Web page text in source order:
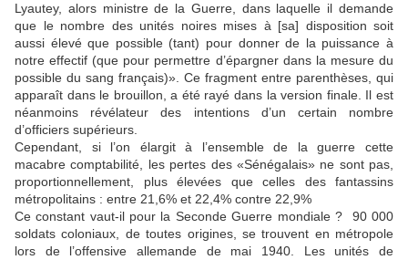
Lyautey, alors ministre de la Guerre, dans laquelle il demande
que le nombre des unités noires mises à [sa] disposition soit
aussi élevé que possible (tant) pour donner de la puissance à
notre effectif (que pour permettre d’épargner dans la mesure du
possible du sang français)». Ce fragment entre parenthèses, qui
apparaît dans le brouillon, a été rayé dans la version finale. Il est
néanmoins révélateur des intentions d’un certain nombre
d’officiers supérieurs.
Cependant, si l’on élargit à l’ensemble de la guerre cette
macabre comptabilité, les pertes des «Sénégalais» ne sont pas,
proportionnellement, plus élevées que celles des fantassins
métropolitains : entre 21,6% et 22,4% contre 22,9%
Ce constant vaut-il pour la Seconde Guerre mondiale ? 90 000
soldats coloniaux, de toutes origines, se trouvent en métropole
lors de l’offensive allemande de mai 1940. Les unités de